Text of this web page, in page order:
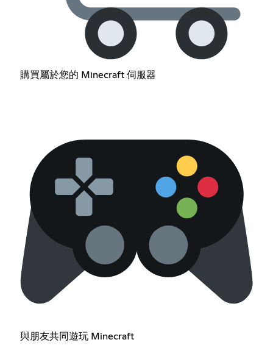
購買屬於您的 Minecraft 伺服器
與朋友共同遊玩 Minecraft